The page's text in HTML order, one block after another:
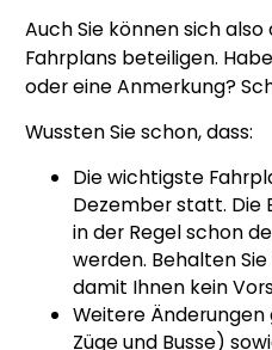
Auch Sie können sich
Fahrplans beteiligen.
oder eine Anmerkung?
Wussten Sie schon, dass:
Die wichtigste
Dezember statt. Die
in der Regel schon
werden. Behalten
damit Ihnen kein
Weitere
Züge und Busse)